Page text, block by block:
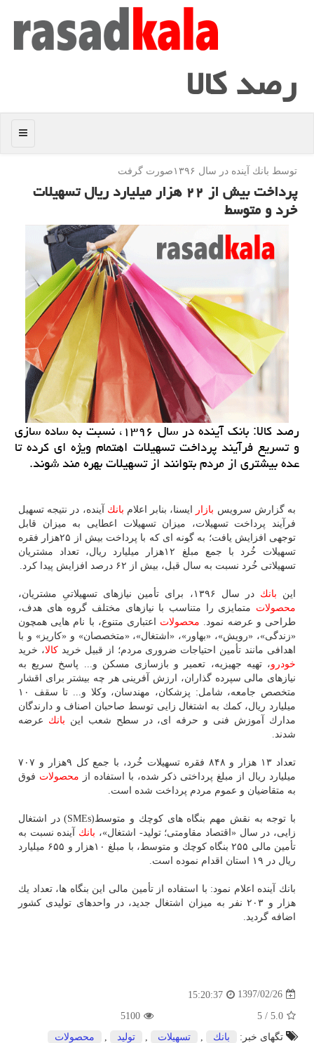
رصد كالا
منو
توسط بانك آینده در سال ۱۳۹۶صورت گرفت
پرداخت بیش از ۲۲ هزار میلیارد ریال تسهیلات
خرد و متوسط
رصد كالا: بانك آینده در سال ۱۳۹۶، نسبت به ساده سازی
و تسریع فرآیند پرداخت تسهیلات اهتمام ویژه ای كرده تا
عده بیشتری از مردم بتوانند از تسهیلات بهره مند شوند.
به گزارش سرویس بازار ایسنا، بنابر اعلام بانك آینده، در نتیجه تسهیل
فرآیند پرداخت تسهیلات، میزان تسهیلات اعطایی به میزان قابل
توجهی افزایش یافت؛ به گونه ای كه با پرداخت بیش از ۲۵هزار فقره
تسهیلات خُرد با جمع مبلغ ۱۲هزار میلیارد ریال، تعداد مشتریان
تسهیلاتی خُرد نسبت به سال قبل، بیش از ۶۲ درصد افزایش پیدا كرد.
این بانك در سال ۱۳۹۶، برای تأمین نیازهای تسهیلاتیِ مشتریان،
محصولات متمایزی را متناسب با نیازهای مختلف گروه های هدف،
طراحی و عرضه نمود. محصولات اعتباری متنوع، با نام هایی همچون
«زندگی»، «رویش»، «بهاور»، «اشتغال»، «متخصصان» و «كاریز» و با
اهدافی مانند تأمین احتیاجات ضروری مردم؛ از قبیل خریدكالا، خرید
خودرو، تهیه جهیزیه، تعمیر و بازسازی مسكن و... پاسخ سریع به
نیازهای مالی سپرده گذاران، ارزش آفرینی هر چه بیشتر برای اقشار
متخصص جامعه، شامل: پزشكان، مهندسان، وكلا و... تا سقف ۱۰
میلیارد ریال، كمك به اشتغال زایی توسط صاحبان اصناف و دارندگان
مدارك آموزش فنی و حرفه ای، در سطح شعب این بانك عرضه
شدند.
تعداد ۱۳ هزار و ۸۴۸ فقره تسهیلات خُرد، با جمع كل ۹هزار و ۷۰۷
میلیارد ریال از مبلغ پرداختی ذكر شده، با استفاده از محصولات فوق
به متقاضیان و عموم مردم پرداخت شده است.
با توجه به نقش مهم بنگاه های كوچك و متوسط(SMEs) در اشتغال
زایی، در سال «اقتصاد مقاومتی؛ تولید- اشتغال»، بانك آینده نسبت به
تأمین مالی ۲۵۵ بنگاه كوچك و متوسط، با مبلغ ۱۰هزار و ۶۵۵ میلیارد
ریال در ۱۹ استان اقدام نموده است.
بانك آینده اعلام نمود: با استفاده از تأمین مالی این بنگاه ها، تعداد یك
هزار و ۲۰۳ نفر به میزان اشتغال جدید، در واحدهای تولیدی كشور
اضافه گردید.
1397/02/26
15:20:37
5.0
/
5
5100
تگهای خبر:
بانك تسهیلات تولید محصولات